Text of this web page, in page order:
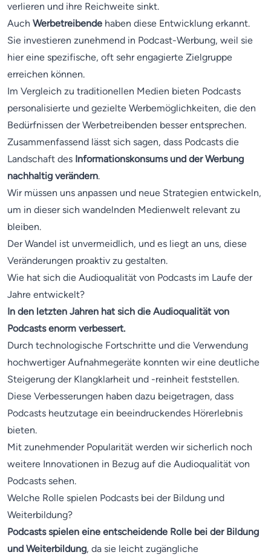
verlieren und ihre Reichweite sinkt.
Auch Werbetreibende haben diese Entwicklung erkannt.
Sie investieren zunehmend in Podcast-Werbung, weil sie
hier eine spezifische, oft sehr engagierte Zielgruppe
erreichen können.
Im Vergleich zu traditionellen Medien bieten Podcasts
personalisierte und gezielte Werbemöglichkeiten, die den
Bedürfnissen der Werbetreibenden besser entsprechen.
Zusammenfassend lässt sich sagen, dass Podcasts die
Landschaft des Informationskonsums und der Werbung
nachhaltig verändern.
Wir müssen uns anpassen und neue Strategien entwickeln,
um in dieser sich wandelnden Medienwelt relevant zu
bleiben.
Der Wandel ist unvermeidlich, und es liegt an uns, diese
Veränderungen proaktiv zu gestalten.
Wie hat sich die Audioqualität von Podcasts im Laufe der
Jahre entwickelt?
In den letzten Jahren hat sich die Audioqualität von
Podcasts enorm verbessert.
Durch technologische Fortschritte und die Verwendung
hochwertiger Aufnahmegeräte konnten wir eine deutliche
Steigerung der Klangklarheit und -reinheit feststellen.
Diese Verbesserungen haben dazu beigetragen, dass
Podcasts heutzutage ein beeindruckendes Hörerlebnis
bieten.
Mit zunehmender Popularität werden wir sicherlich noch
weitere Innovationen in Bezug auf die Audioqualität von
Podcasts sehen.
Welche Rolle spielen Podcasts bei der Bildung und
Weiterbildung?
Podcasts spielen eine entscheidende Rolle bei der Bildung
und Weiterbildung, da sie leicht zugängliche